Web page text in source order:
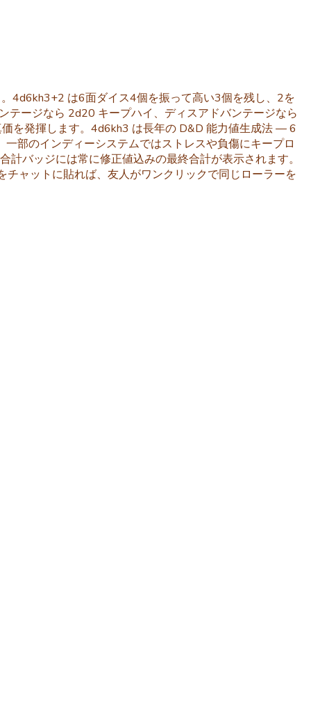
4d6kh3+2 は6面ダイス4個を振って高い3個を残し、2を
ージなら 2d20 キープハイ、ディスアドバンテージなら
を発揮します。4d6kh3 は長年の D&D 能力値生成法 — 6
部のインディーシステムではストレスや負傷にキープロ
バッジには常に修正値込みの最終合計が表示されます。
ャットに貼れば、友人がワンクリックで同じローラーを